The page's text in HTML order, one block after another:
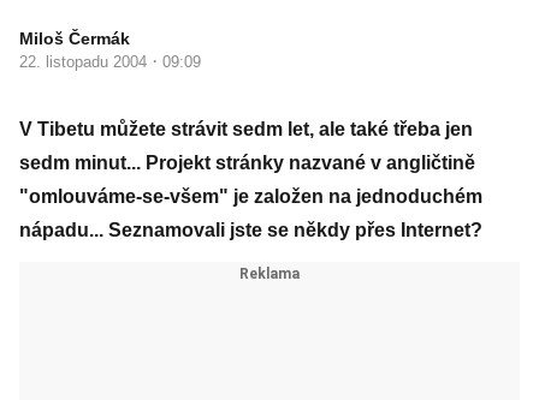
Miloš Čermák
22. listopadu 2004 · 09:09
V Tibetu můžete strávit sedm let, ale také třeba jen
sedm minut... Projekt stránky nazvané v angličtině
"omlouváme-se-všem" je založen na jednoduchém
nápadu... Seznamovali jste se někdy přes Internet?